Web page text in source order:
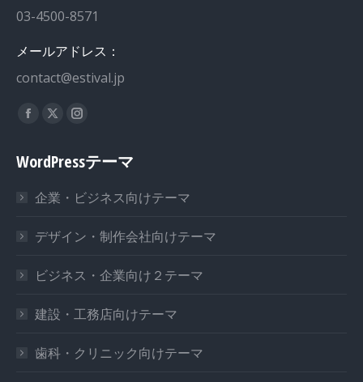
03-4500-8571
メールアドレス：
contact@estival.jp
私達を見つけてください：
WordPressテーマ
企業・ビジネス向けテーマ
デザイン・制作会社向けテーマ
ビジネス・企業向け２テーマ
建設・工務店向けテーマ
歯科・クリニック向けテーマ